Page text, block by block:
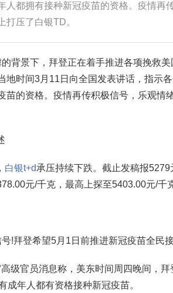
人都拥有接种新冠疫苗的资格。疫情再
打压了白银TD。
背景下，拜登正在着手推进各项挽救
地时间3月11日向全国发表讲话，指示
苗的资格。疫情再传积极信号，乐观情
白银t+d承压持续下跌。截止发稿报
元/千克，最高上探至5403.00元/千
!拜登希望5月1日前推进新冠疫苗全民
级官员消息称，美东时间周四晚间，
成年人都有资格接种新冠疫苗。